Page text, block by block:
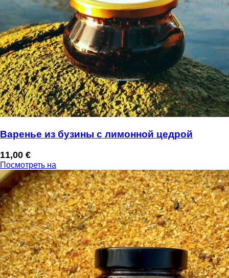
Варенье из бузины с лимонной цедрой
11,00 €
Посмотреть на